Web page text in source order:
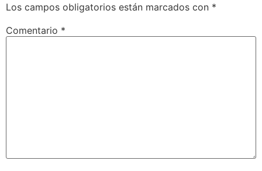
Los campos obligatorios están marcados con *
Comentario *